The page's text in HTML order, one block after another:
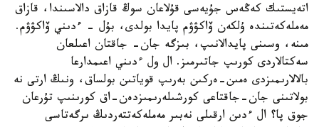
اتەيستىك كەڭەس جۇيەسى قۇلاعان سوڭ قازاق دالاسىندا، قازاق
مەملەكەتىندە ۇلكەن ۆاكۋۋم پايدا بولدى، بۇل - ءدىني ۆاكۋۋم.
مىنە، وسىنى پايدالانىپ، بىزگە جان- جاقتان اعىلعان
سەكتالاردى كورىپ جاتىرمىز. ال ول ءدىني اعىمدارعا
بالالارىمىزدى ەمىن-ەركىن بەرىپ قوياتىن بولساق، ونىڭ ارتى نە
بولاتىنى جان-جاقتاعى كورشىلەرىمىزدەن-اق كورىنىپ تۇرعان
جوق پا؟ ال ءدىن ارقىلى نەبىر مەملەكەتتەردىڭ ىرگەتاسى